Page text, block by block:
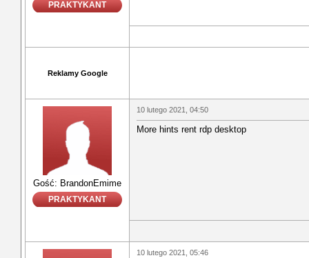
PRAKTYKANT
Reklamy Google
Gość: BrandonEmime
PRAKTYKANT
10 lutego 2021, 04:50
More hints rent rdp desktop
10 lutego 2021, 05:46